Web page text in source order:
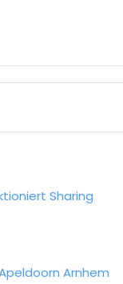
Sharing
Arnhem